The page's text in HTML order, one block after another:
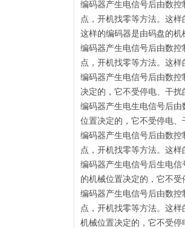
编码器产生电信号后由数
点，开机找零等方法。这
这样的编码器是由码盘的
编码器产生电信号后由数
点，开机找零等方法。这
编码器产生电信号后由数
决定的，它不受停电、干扰
编码器产生电生电信号后
位置决定的，它不受停电、
编码器产生电信号后由数
点，开机找零等方法。这
编码器产生电信号后生电
的机械位置决定的，它不
编码器产生电信号后由数
点，开机找零等方法。这
机械位置决定的，它不受停